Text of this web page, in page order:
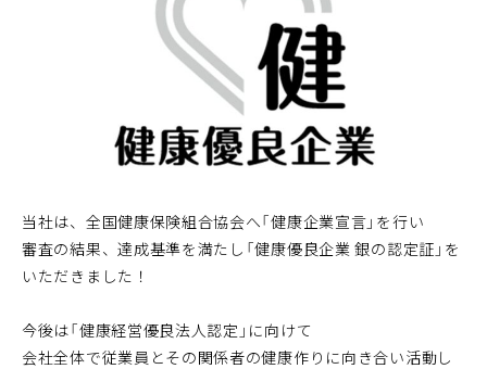
当社は、全国健康保険組合協会へ「健康企業宣言」を行い
審査の結果、達成基準を満たし「健康優良企業 銀の認定証」を
いただきました！
今後は「健康経営優良法人認定」に向けて
会社全体で従業員とその関係者の健康作りに向き合い活動し